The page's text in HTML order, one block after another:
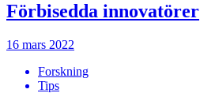
Förbisedda innovatörer
16 mars 2022
Forskning
Tips